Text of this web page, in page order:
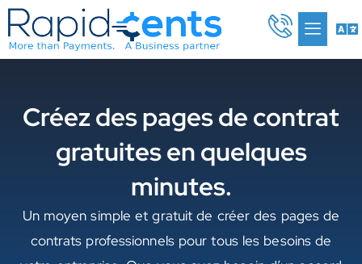
Aller
au
contenu
Créez des pages de contrat
gratuites en quelques
minutes.​
Un moyen simple et gratuit de créer des pages de
contrats professionnels pour tous les besoins de